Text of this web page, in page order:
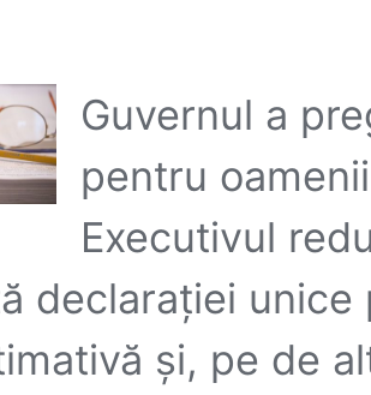
Guvernul a
pentru
Executivul
declaraţiei
şi, pe de